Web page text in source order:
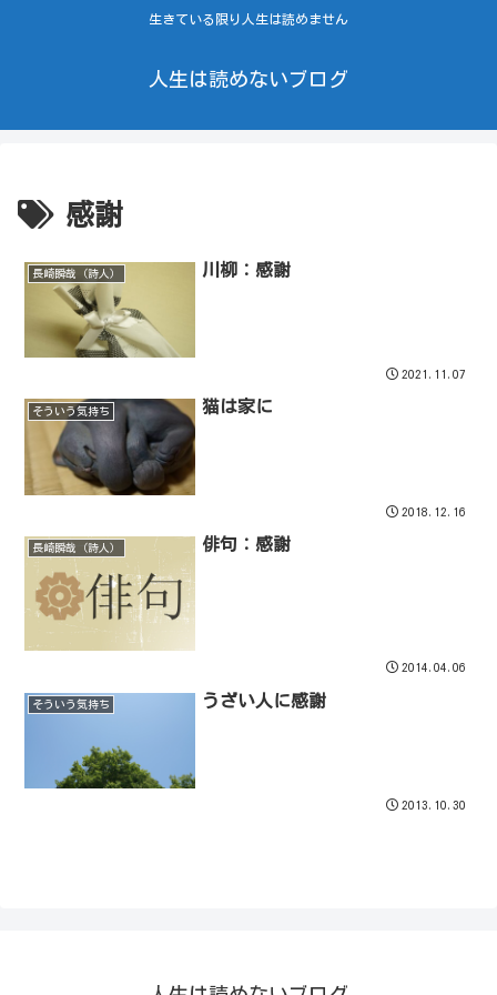
生きている限り人生は読めません
人生は読めないブログ
感謝
長崎瞬哉（詩人） 川柳：感謝
2021.11.07
そういう気持ち 猫は家に
2018.12.16
長崎瞬哉（詩人） 俳句：感謝
2014.04.06
そういう気持ち うざい人に感謝
2013.10.30